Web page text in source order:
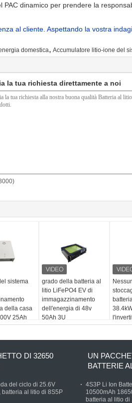
PAC dinamico per prendere la
al cliente. Aspettando la vostra
domestica, Accumulatore litio-ione del
la tua richiesta direttamente a noi
sistema
della casa
25Ah
grado della batteria al
litio LiFePO4 EV di
immagazzinamento
dell'energia di 48v
50Ah 3U
DI 32650
del ciclo di 25.6V
batteria al litio di 8S5P
UN
BATTERIE
4S3P Li Ion
10500mAh
batteria al litio di